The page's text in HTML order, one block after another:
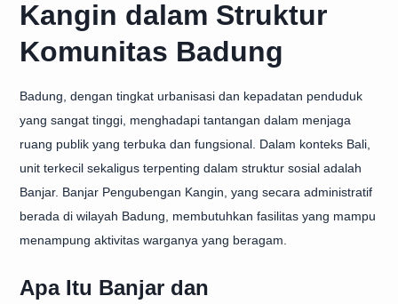
Kangin dalam Struktur
Komunitas Badung
Badung, dengan tingkat urbanisasi dan kepadatan penduduk
yang sangat tinggi, menghadapi tantangan dalam menjaga
ruang publik yang terbuka dan fungsional. Dalam konteks Bali,
unit terkecil sekaligus terpenting dalam struktur sosial adalah
Banjar. Banjar Pengubengan Kangin, yang secara administratif
berada di wilayah Badung, membutuhkan fasilitas yang mampu
menampung aktivitas warganya yang beragam.
Apa Itu Banjar dan